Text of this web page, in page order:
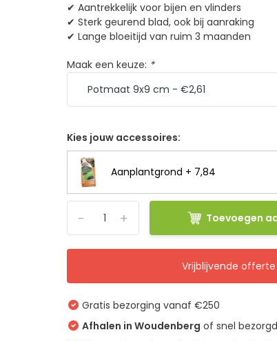
✔ Aantrekkelijk voor bijen en vlinders
✔ Sterk geurend blad, ook bij aanraking
✔ Lange bloeitijd van ruim 3 maanden
Maak een keuze: *
Kies jouw accessoires:
Aanplantgrond + 7,84
+
- Toevoegen
Vrijblijvende
Gratis bezorging vanaf €250
Afhalen in Woudenberg of snel bezorgd